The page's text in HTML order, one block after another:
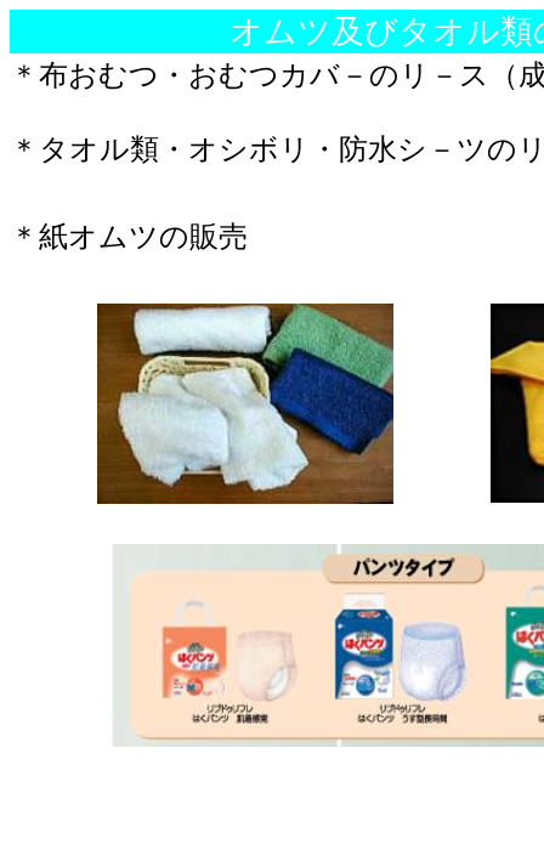
オムツ及びタオル類
＊ 布おむつ・おむつカバ－のリ－ス（
＊タオル類 ・オシボリ・ 防水シ－ツの
＊ 紙オムツの販売